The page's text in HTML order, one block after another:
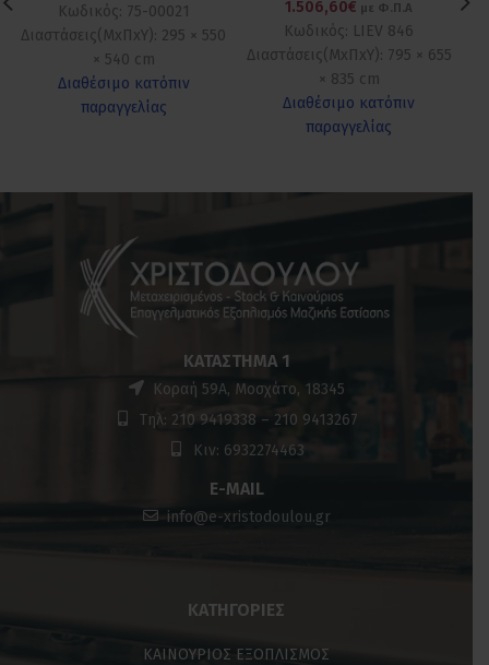
Κωδικός: 75-00021
Διαστάσεις(ΜxΠxΥ): 295 × 550
× 540 cm
Διαθέσιμο κατόπιν
παραγγελίας
1.506,60€ με Φ.Π.Α
Κωδικός: LIEV 846
Διαστάσεις(ΜxΠxΥ): 795 × 655
× 835 cm
Διαθέσιμο κατόπιν
παραγγελίας
ΚΑΤΆΣΤΗΜΑ 1
Κοραή 59Α, Μοσχάτο, 18345
Τηλ: 210 9419338 – 210 9413267
Κιν: 6932274463
E-MAIL
info@e-xristodoulou.gr
ΚΑΤΗΓΟΡΊΕΣ
ΚΑΙΝΟΥΡΙΟΣ ΕΞΟΠΛΙΣΜΟΣ